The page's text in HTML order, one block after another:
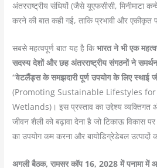
अंतरराष्ट्रीय संधियों (जैसे यूएफसीसी, मिनीमाटा
करने की बात कही गई, ताकि प्रभावी और एकीकृत
सबसे महत्वपूर्ण बात यह है किभारत ने भी एक
सदस्य देशों और छह अंतरराष्ट्रीय संगठनों ने
“वेटलैंड्स के समझदारी पूर्ण उपयोग के लिए स्थाई
(Promoting Sustainable Lifestyles
Wetlands)। इस प्रस्ताव का उद्देश्य व्यक्तिगत
जीवन शैली को बढ़ावा देना है जो टिकाऊ विकास
का उपयोग कम करना और बायोडिग्रेडेबल उत्पादों
अगली बैठक, रामसर कॉप 16, 2028 में पनामा में